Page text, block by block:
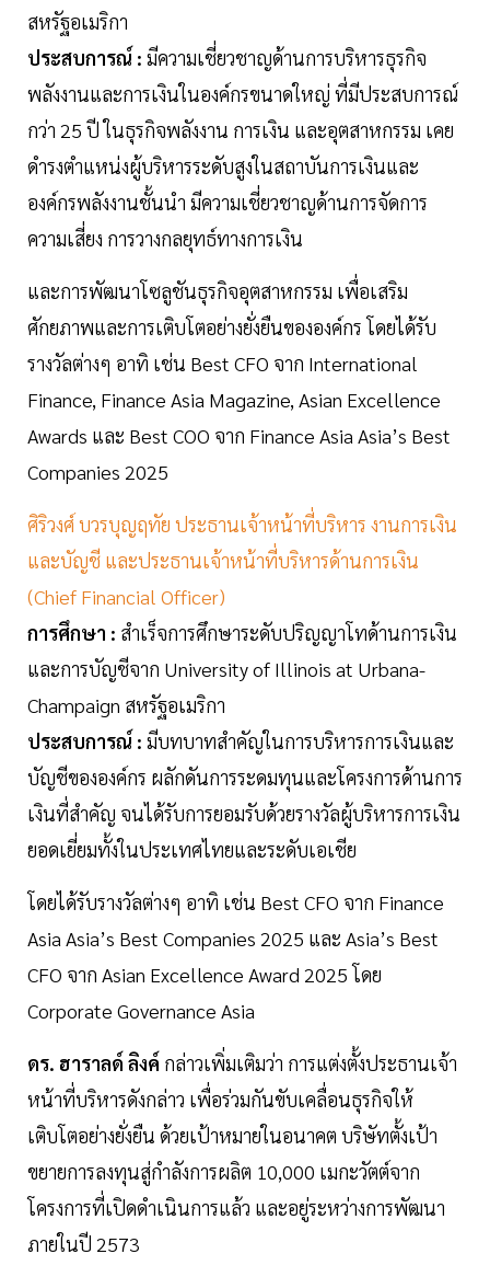
สหรัฐอเมริกา
ประสบการณ์ : มีความเชี่ยวชาญด้านการบริหารธุรกิจ
พลังงานและการเงินในองค์กรขนาดใหญ่ ที่มีประสบการณ์
กว่า 25 ปี ในธุรกิจพลังงาน การเงิน และอุตสาหกรรม เคย
ดำรงตำแหน่งผู้บริหารระดับสูงในสถาบันการเงินและ
องค์กรพลังงานชั้นนำ มีความเชี่ยวชาญด้านการจัดการ
ความเสี่ยง การวางกลยุทธ์ทางการเงิน
และการพัฒนาโซลูชันธุรกิจอุตสาหกรรม เพื่อเสริม
ศักยภาพและการเติบโตอย่างยั่งยืนขององค์กร โดยได้รับ
รางวัลต่างๆ อาทิ เช่น Best CFO จาก International
Finance, Finance Asia Magazine, Asian Excellence
Awards และ Best COO จาก Finance Asia Asia’s Best
Companies 2025
ศิริวงศ์ บวรบุญฤทัย ประธานเจ้าหน้าที่บริหาร งานการเงิน
และบัญชี และประธานเจ้าหน้าที่บริหารด้านการเงิน
(Chief Financial Officer)
การศึกษา : สำเร็จการศึกษาระดับปริญญาโทด้านการเงิน
และการบัญชีจาก University of Illinois at Urbana-
Champaign สหรัฐอเมริกา
ประสบการณ์ : มีบทบาทสำคัญในการบริหารการเงินและ
บัญชีขององค์กร ผลักดันการระดมทุนและโครงการด้านการ
เงินที่สำคัญ จนได้รับการยอมรับด้วยรางวัลผู้บริหารการเงิน
ยอดเยี่ยมทั้งในประเทศไทยและระดับเอเชีย
โดยได้รับรางวัลต่างๆ อาทิ เช่น Best CFO จาก Finance
Asia Asia’s Best Companies 2025 และ Asia’s Best
CFO จาก Asian Excellence Award 2025 โดย
Corporate Governance Asia
ดร. ฮาราลด์ ลิงค์ กล่าวเพิ่มเติมว่า การแต่งตั้งประธานเจ้า
หน้าที่บริหารดังกล่าว เพื่อร่วมกันขับเคลื่อนธุรกิจให้
เติบโตอย่างยั่งยืน ด้วยเป้าหมายในอนาคต บริษัทตั้งเป้า
ขยายการลงทุนสู่กำลังการผลิต 10,000 เมกะวัตต์จาก
โครงการที่เปิดดำเนินการแล้ว และอยู่ระหว่างการพัฒนา
ภายในปี 2573